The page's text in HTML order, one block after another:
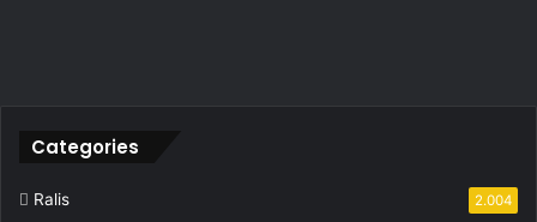
Categories
Ralis 2.004